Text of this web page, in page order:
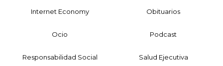
Internet Economy Obituarios
Ocio Podcast
Responsabilidad Social Salud Ejecutiva